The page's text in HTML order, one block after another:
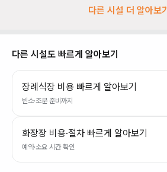
다른 시설 더 알아보기
다른 시설도 빠르게 알아보기
장례식장 비용 빠르게 알아보기
빈소·조문 준비까지
화장장 비용·절차 빠르게 알아보기
예약·소요 시간 확인